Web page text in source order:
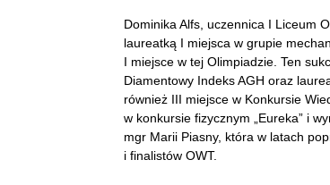
Dominika Alfs, uczennica I Liceum
laureatką I miejsca w grupie
I miejsce w tej Olimpiadzie. Ten
Diamentowy Indeks AGH oraz
również III miejsce w Konkursie
w konkursie fizycznym „Eureka” i
mgr Marii Piasny, która w latach
i finalistów OWT.